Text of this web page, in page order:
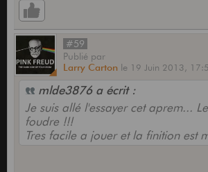
#59
Publié par
Larry Carton le 19 Juin 2013,
mlde3876 a écrit :
Je suis allé l'essayer cet aprem...
foudre !!!
Tres facile a jouer et la finition est